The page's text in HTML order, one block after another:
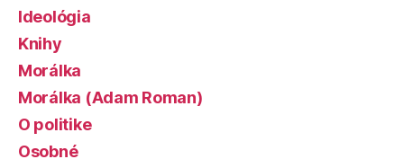
Ideológia
Knihy
Morálka
Morálka (Adam Roman)
O politike
Osobné